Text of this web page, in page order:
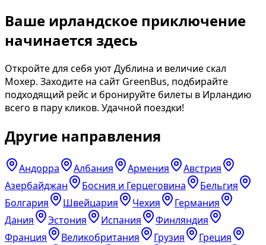
Ваше ирландское приключение
начинается здесь
Откройте для себя уют Дублина и величие скал
Мохер. Заходите на сайт GreenBus, подбирайте
подходящий рейс и бронируйте билеты в Ирландию
всего в пару кликов. Удачной поездки!
Другие направления
Андорра Албания Армения
Австрия
Азербайджан
Босния и Герцеговина
Бельгия
Болгария
Швейцария Чехия
Германия
Дания
Эстония Испания
Финляндия
Франция
Великобритания Грузия
Греция